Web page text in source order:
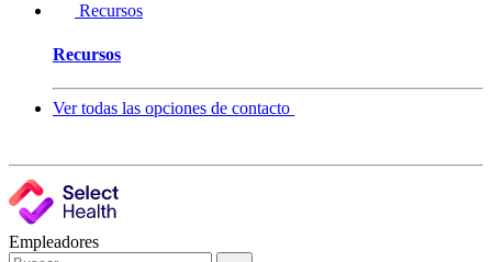
Recursos
Recursos
Ver todas las opciones de contacto
Empleadores